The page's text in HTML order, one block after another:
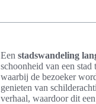
Een stadswandeling
schoonheid van een
waarbij de bezoeker
genieten van
verhaal, waardoor dit een